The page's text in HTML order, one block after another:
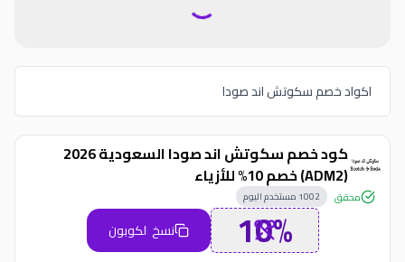
اكواد خصم سكوتش اند صودا
كود خصم سكوتش اند صودا السعودية 2026
(ADM2) خصم 10% للأزياء
محقق 1002 مستخدم اليوم
10% نسخ الكوبون